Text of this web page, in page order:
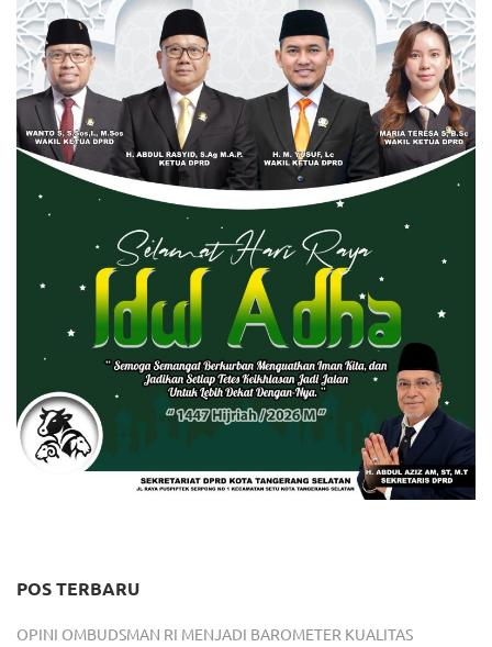
POS TERBARU
OPINI OMBUDSMAN RI MENJADI BAROMETER KUALITAS